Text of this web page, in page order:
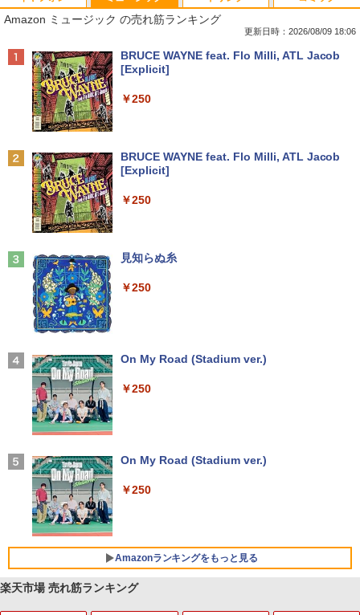
Anker Soundcore P40i オフホワイト
Anker Soundcore P31i ブラック
Anker Soundcore Liberty 5 ミッドナイトブ
【2026年アップグレード版】AOKIMI ワイヤ
軽量 ブルートゥースHi-Fi 最大36時間再生 ぶ
￥1,964
リング ANC 36時間再生
￥3,480
Amazon ミュージック の売れ筋ランキング
更新日時：2026/08/09 18:06
BRUCE WAYNE feat. Flo Milli, ATL Jacob
[Explicit]
￥250
BRUCE WAYNE feat. Flo Milli, ATL Jacob
[Explicit]
￥250
見知らぬ糸
￥250
On My Road (Stadium ver.)
￥250
On My Road (Stadium ver.)
￥250
Amazonランキングをもっと見る
楽天市場 売れ筋ランキング